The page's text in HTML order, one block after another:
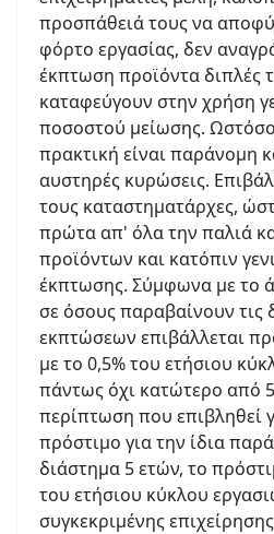
προσπάθειά τους να
φόρτο εργασίας, δεν
έκπτωση προϊόντα διπλές
καταφεύγουν στην χρήση
ποσοστού μείωσης.
πρακτική είναι παράνομη
αυστηρές κυρώσεις.
τους καταστηματάρχες,
πρώτα απ' όλα την παλιά
προϊόντων και κατόπιν
έκπτωσης. Σύμφωνα με το
σε όσους παραβαίνουν τις
εκπτώσεων επιβάλλεται
με το 0,5% του ετήσιου
πάντως όχι κατώτερο από
περίπτωση που επιβληθεί
πρόστιμο για την ίδια
διάστημα 5 ετών, το
του ετήσιου κύκλου
συγκεκριμένης